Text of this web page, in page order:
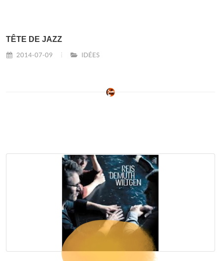
TÊTE DE JAZZ
2014-07-09 IDÉES